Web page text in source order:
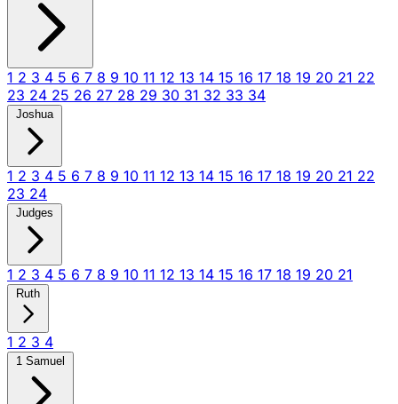
1 2 3 4 5 6 7 8 9 10 11 12 13 14 15 16 17 18 19 20 21 22
23 24 25 26 27 28 29 30 31 32 33 34
Joshua
1 2 3 4 5 6 7 8 9 10 11 12 13 14 15 16 17 18 19 20 21 22
23 24
Judges
1 2 3 4 5 6 7 8 9 10 11 12 13 14 15 16 17 18 19 20 21
Ruth
1 2 3 4
1 Samuel